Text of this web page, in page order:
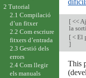
[<<
la
[< El
]
This
2 Tutorial
2.1 Compilació
d’un fitxer
2.2 Com escriure
fitxers d’entrada
2.3 Gestió dels
errors
2.4 Com llegir
els manuals